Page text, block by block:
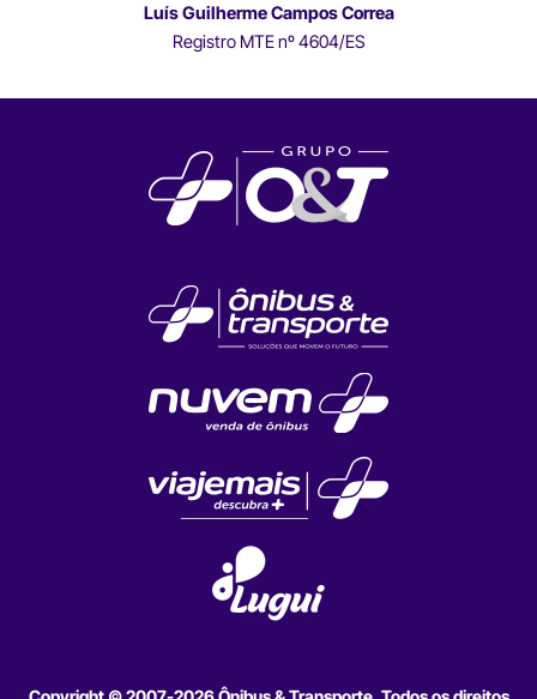
Luís Guilherme Campos Correa
Registro MTE nº 4604/ES